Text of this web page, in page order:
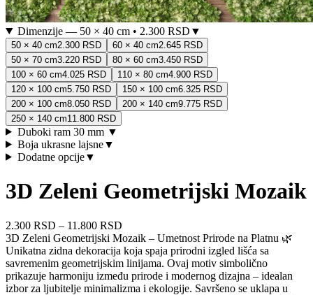
Dimenzije — 50 × 40 cm• 2.300 RSD ▼
50 × 40 cm2.300 RSD 60 × 40 cm2.645 RSD
50 × 70 cm3.220 RSD 80 × 60 cm3.450 RSD
100 × 60 cm4.025 RSD 110 × 80 cm4.900 RSD
120 × 100 cm5.750 RSD 150 × 100 cm6.325 RSD
200 × 100 cm8.050 RSD 200 × 140 cm9.775 RSD
250 × 140 cm11.800 RSD
Duboki ram 30 mm ▼
Boja ukrasne lajsne▼
Dodatne opcije▼
3D Zeleni Geometrijski Mozaik
2.300 RSD – 11.800 RSD
3D Zeleni Geometrijski Mozaik – Umetnost Prirode na Platnu 🌿
Unikatna zidna dekoracija koja spaja prirodni izgled lišća sa
savremenim geometrijskim linijama. Ovaj motiv simbolično
prikazuje harmoniju između prirode i modernog dizajna – idealan
izbor za ljubitelje minimalizma i ekologije. Savršeno se uklapa u